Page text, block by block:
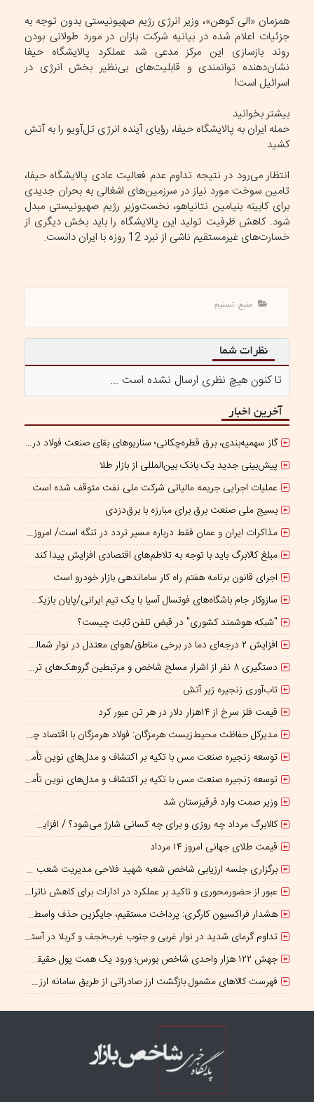
همزمان «الی کوهن»، وزیر انرژی رژیم صهیونیستی بدون توجه به
جزئیات اعلام شده در بیانیه شرکت بازان در مورد طولانی بودن
روند بازسازی این مرکز مدعی شد عملکرد پالایشگاه حیفا
نشان‌دهنده توانمندی و قابلیت‌های بی‌نظیر بخش انرژی در
اسرائیل است!
بیشتر بخوانید
حمله ایران به پالایشگاه حیفا، رؤیای آینده انرژی تل‌آویو را به آتش
کشید
انتظار می‌رود در نتیجه تداوم عدم فعالیت عادی پالایشگاه حیفا،
تامین سوخت مورد نیاز در سرزمین‌های اشغالی به بحران جدیدی
برای کابینه بنیامین نتانیاهو، نخست‌وزیر رژیم صهیونیستی مبدل
شود. کاهش ظرفیت تولید این پالایشگاه را باید بخش دیگری از
خسارت‌های غیرمستقیم ناشی از نبرد 12 روزه با ایران دانست.
منبع: تسنیم
نظرات شما
تا کنون هیچ نظری ارسال نشده است ...
آخرین اخبار
گاز سهمیه‌بندی، برق قطره‌چکانی؛ سناریوهای بقای صنعت فولاد در برزخ ناترازی و ریسک‌های ژئوپلیتیک
پیش‌بینی جدید یک بانک بین‌المللی از بازار طلا
عملیات اجرایی جریمه مالیاتی شرکت ملی نفت متوقف شده است
بسیج ملی صنعت برق برای مبارزه با برق‌دزدی
مذاکرات ایران و عمان فقط درباره مسیر تردد در تنگه است/ امروز جایگاه بازدارندگی تنگه هرمز از بمب اتم هم بالاتر است
مبلغ کالابرگ باید با توجه به تلاطم‌های اقتصادی افزایش پیدا کند
اجرای قانون برنامه هفتم راه کار ساماندهی بازار خودرو است
سازوکار جام باشگاه‌های فوتسال آسیا با یک تیم ایرانی/پایان بازیکن قرضی؟
"شبکه هوشمند کشوری" در قبض تلفن ثابت چیست؟
افزایش ۲ درجه‌ای دما در برخی مناطق/هوای معتدل در نوار شمالی ایران
دستگیری ۸ نفر از اشرار مسلح شاخص و مرتبطین گروهک‌های تروریستی
تاب‌آوری زنجیره زیر آتش
قیمت فلز سرخ از ۱۴هزار دلار در هر تن عبور کرد
مدیرکل حفاظت محیط‌زیست هرمزگان: فولاد هرمزگان با اقتصاد چرخشی، نگاه تازه‌ای به توسعه صنعت فولاد ارائه کرده است
توسعه زنجیره صنعت مس با تکیه بر اکتشاف و مدل‌های نوین تأمین مالی شتاب می‌گیرد
توسعه زنجیره صنعت مس با تکیه بر اکتشاف و مدل‌های نوین تأمین مالی شتاب می‌گیرد
وزیر صمت وارد قرقیزستان شد
کالابرگ مرداد چه روزی و برای چه کسانی شارژ می‌شود؟ / افزایش اعتبار یک میلیونی منتفی است؟
قیمت طلای جهانی امروز ۱۴ مرداد
برگزاری جلسه ارزیابی شاخص شعبه شهید فلاحی مدیریت شعب شرق تهران
عبور از حضورمحوری و تاکید بر عملکرد در ادارات برای کاهش ناترازی انرژی
هشدار فراکسیون کارگری: پرداخت مستقیم، جایگزین حذف واسطه‌ها نیست
تداوم گرمای شدید در نوار غربی و جنوب غرب؛نجف و کربلا در آستانه ۵۰درجه
جهش ۱۲۲ هزار واحدی شاخص بورس؛ ورود یک همت پول حقیقی در آغاز معاملات
فهرست کالاهای مشمول بازگشت ارز صادراتی از طریق سامانه ارزی ابلاغ شد